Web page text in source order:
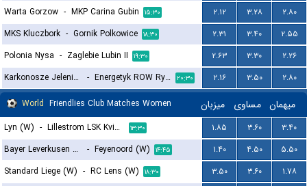
Warta Gorzow - MKP Carina Gubin ۱۵:۳۰ ۲.۱۲ ۳.۲۸
۲.۸۰
MKS Kluczbork - Gornik Polkowice ۱۸:۳۰ ۲.۳۱ ۳.۴۰
۲.۵۵
Polonia Nysa - Zaglebie Lubin II ۱۹:۳۰ ۲.۶۳ ۳.۳۰
۲.۲۶
Karkonosze Jelenia Gora
- Energetyk ROW Rybnik ۲۰:۳۰ ۲.۱۶ ۳.۵۰
۲.۸۰
World Friendlies Club Matches Women میزبان مساوی میهمان
Lyn (W) - Lillestrom LSK Kvinner (W) ۱۳:۳۰ ۱.۸۵ ۳.۶۰
۳.۴۰
Bayer Leverkusen (W)
- Feyenoord (W) ۱۴:۴۵ ۱.۴۰ ۴.۵۰
۵.۵۰
Standard Liege (W) - RC Lens (W) ۱۸:۳۰ ۳.۵۰ ۳.۶۰
۱.۷۸